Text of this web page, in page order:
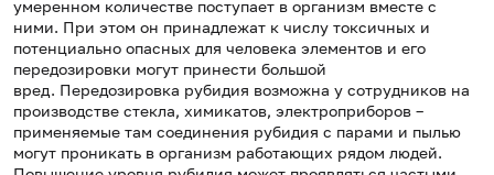
умеренном количестве поступает в организм вместе с
ними. При этом он принадлежат к числу токсичных и
потенциально опасных для человека элементов и его
передозировки могут принести большой
вред. Передозировка рубидия возможна у сотрудников на
производстве стекла, химикатов, электроприборов –
применяемые там соединения рубидия с парами и пылью
могут проникать в организм работающих рядом людей.